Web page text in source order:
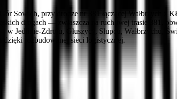
Sowich, przy drodze nr 381 łączącej Wałbrzych z
drogach — zwłaszcza na ruchliwej trasie 381,
w Jedlinie-Zdroju, Głuszycy, Słupcu,
dzięki rozbudowanej sieci logistycznej.